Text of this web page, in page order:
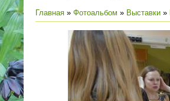
Главная » Фотоальбом » Выставки »